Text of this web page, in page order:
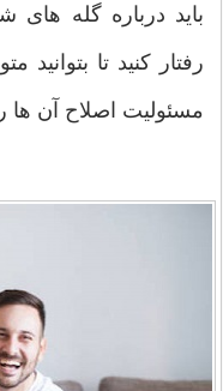
باید درباره گله های
رفتار کنید تا
مسئولیت اصلاح آن ها